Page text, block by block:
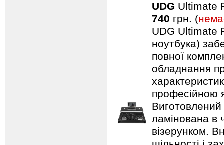
UDG Ultimate
740 грн. (
UDG Ultimate
ноутбука)
повної
обладнання
професійною
ламінована в
візерунком.